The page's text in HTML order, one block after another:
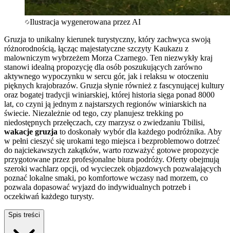
Ilustracja wygenerowana przez AI
Gruzja to unikalny kierunek turystyczny, który zachwyca swoją
różnorodnością, łącząc majestatyczne szczyty Kaukazu z
malowniczym wybrzeżem Morza Czarnego. Ten niezwykły kraj
stanowi idealną propozycję dla osób poszukujących zarówno
aktywnego wypoczynku w sercu gór, jak i relaksu w otoczeniu
pięknych krajobrazów. Gruzja słynie również z fascynującej kultury
oraz bogatej tradycji winiarskiej, której historia sięga ponad 8000
lat, co czyni ją jednym z najstarszych regionów winiarskich na
świecie. Niezależnie od tego, czy planujesz trekking po
niedostępnych przełęczach, czy marzysz o zwiedzaniu Tbilisi,
wakacje gruzja to doskonały wybór dla każdego podróżnika. Aby
w pełni cieszyć się urokami tego miejsca i bezproblemowo dotrzeć
do najciekawszych zakątków, warto rozważyć gotowe propozycje
przygotowane przez profesjonalne biura podróży. Oferty obejmują
szeroki wachlarz opcji, od wycieczek objazdowych pozwalających
poznać lokalne smaki, po komfortowe wczasy nad morzem, co
pozwala dopasować wyjazd do indywidualnych potrzeb i
oczekiwań każdego turysty.
Spis treści